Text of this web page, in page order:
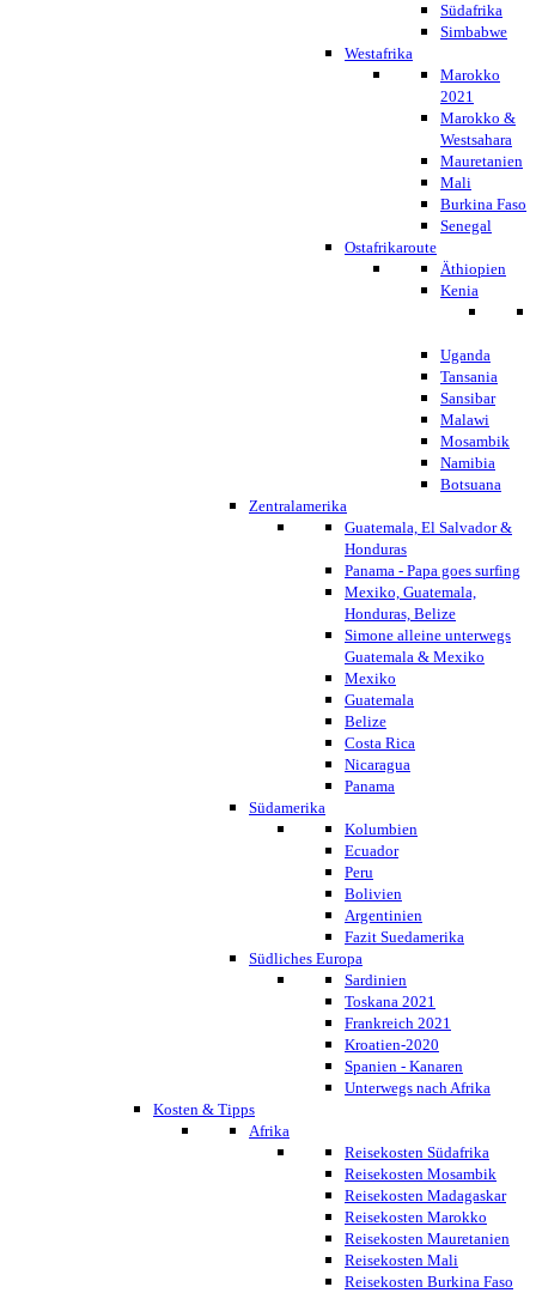
Südafrika
Simbabwe
Westafrika
Marokko
2021
Marokko &
Westsahara
Mauretanien
Mali
Burkina Faso
Senegal
Ostafrikaroute
Äthiopien
Kenia
Uganda
Tansania
Sansibar
Malawi
Mosambik
Namibia
Botsuana
Zentralamerika
Guatemala, El Salvador &
Honduras
Panama - Papa goes surfing
Mexiko, Guatemala,
Honduras, Belize
Simone alleine unterwegs
Guatemala & Mexiko
Mexiko
Guatemala
Belize
Costa Rica
Nicaragua
Panama
Südamerika
Kolumbien
Ecuador
Peru
Bolivien
Argentinien
Fazit Suedamerika
Südliches Europa
Sardinien
Toskana 2021
Frankreich 2021
Kroatien-2020
Spanien - Kanaren
Unterwegs nach Afrika
Kosten & Tipps
Afrika
Reisekosten Südafrika
Reisekosten Mosambik
Reisekosten Madagaskar
Reisekosten Marokko
Reisekosten Mauretanien
Reisekosten Mali
Reisekosten Burkina Faso